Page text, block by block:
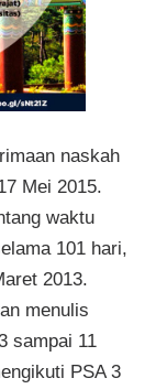
naskah
Mei 2015.
waktu
101 hari,
2013.
menulis
sampai 11
PSA 3